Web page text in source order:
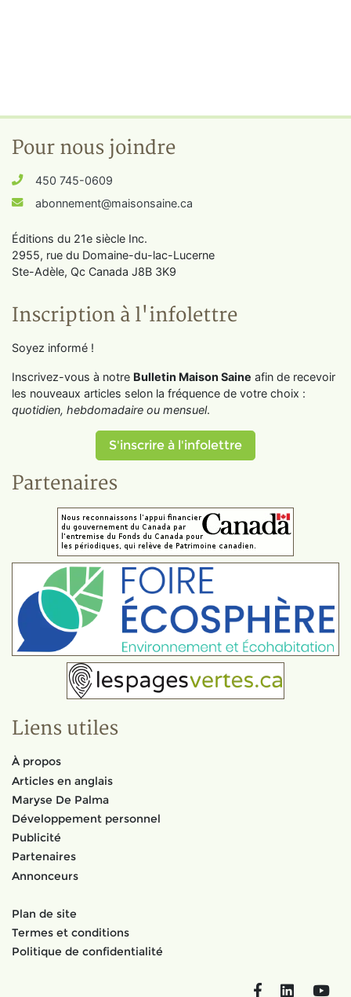
Pour nous joindre
450 745-0609
abonnement@maisonsaine.ca
Éditions du 21e siècle Inc.
2955, rue du Domaine-du-lac-Lucerne
Ste-Adèle, Qc Canada J8B 3K9
Inscription à l'infolettre
Soyez informé !
Inscrivez-vous à notre Bulletin Maison Saine afin de recevoir
les nouveaux articles selon la fréquence de votre choix :
quotidien, hebdomadaire ou mensuel.
S'inscrire à l'infolettre
Partenaires
Liens utiles
À propos
Articles en anglais
Maryse De Palma
Développement personnel
Publicité
Partenaires
Annonceurs
Plan de site
Termes et conditions
Politique de confidentialité
FacebookLinkedIn